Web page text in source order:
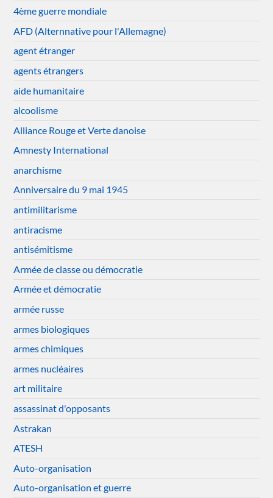
4ème guerre mondiale
AFD (Alternnative pour l'Allemagne)
agent étranger
agents étrangers
aide humanitaire
alcoolisme
Alliance Rouge et Verte danoise
Amnesty International
anarchisme
Anniversaire du 9 mai 1945
antimilitarisme
antiracisme
antisémitisme
Armée de classe ou démocratie
Armée et démocratie
armée russe
armes biologiques
armes chimiques
armes nucléaires
art militaire
assassinat d'opposants
Astrakan
ATESH
Auto-organisation
Auto-organisation et guerre